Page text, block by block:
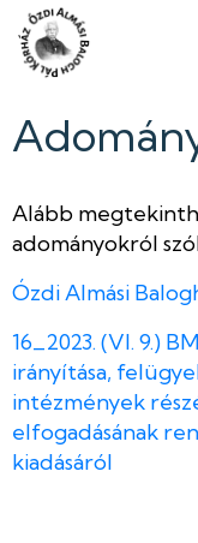
Ugrás
tartalomraÓzdi
Almási
Balogh
Pál
Kórház
Alább
adományokról
Ózdi Almási
16_2023. (VI. 9.)
irányítása,
intézmények
elfogadásának
kiadásáról